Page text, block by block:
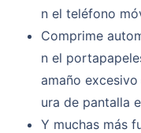
n el teléfono
Comprime
n el
amaño
ura de pantalla
Y muchas más